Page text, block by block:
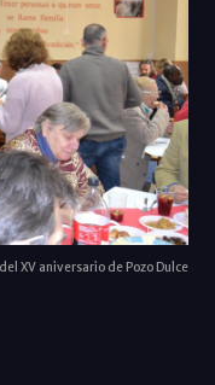
XV aniversario de Pozo Dulce